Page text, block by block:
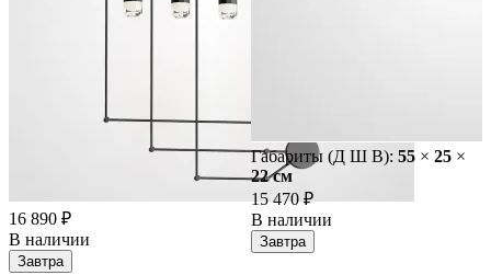
16 890 ₽
В наличии
Завтра
Габариты (Д Ш В): 55 × 25 ×
22 cм
15 470 ₽
В наличии
Завтра